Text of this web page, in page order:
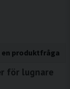
produktfråga
för lugnare